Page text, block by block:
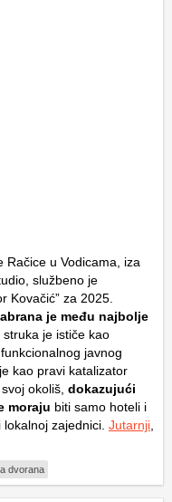
Račice u Vodicama, iza
službeno je
Kovačić” za 2025.
je među najbolje
struka je ističe kao
javnog
kao pravi katalizator
okoliš, dokazujući
moraju biti samo hoteli i
zajednici. Jutarnji
dvorana